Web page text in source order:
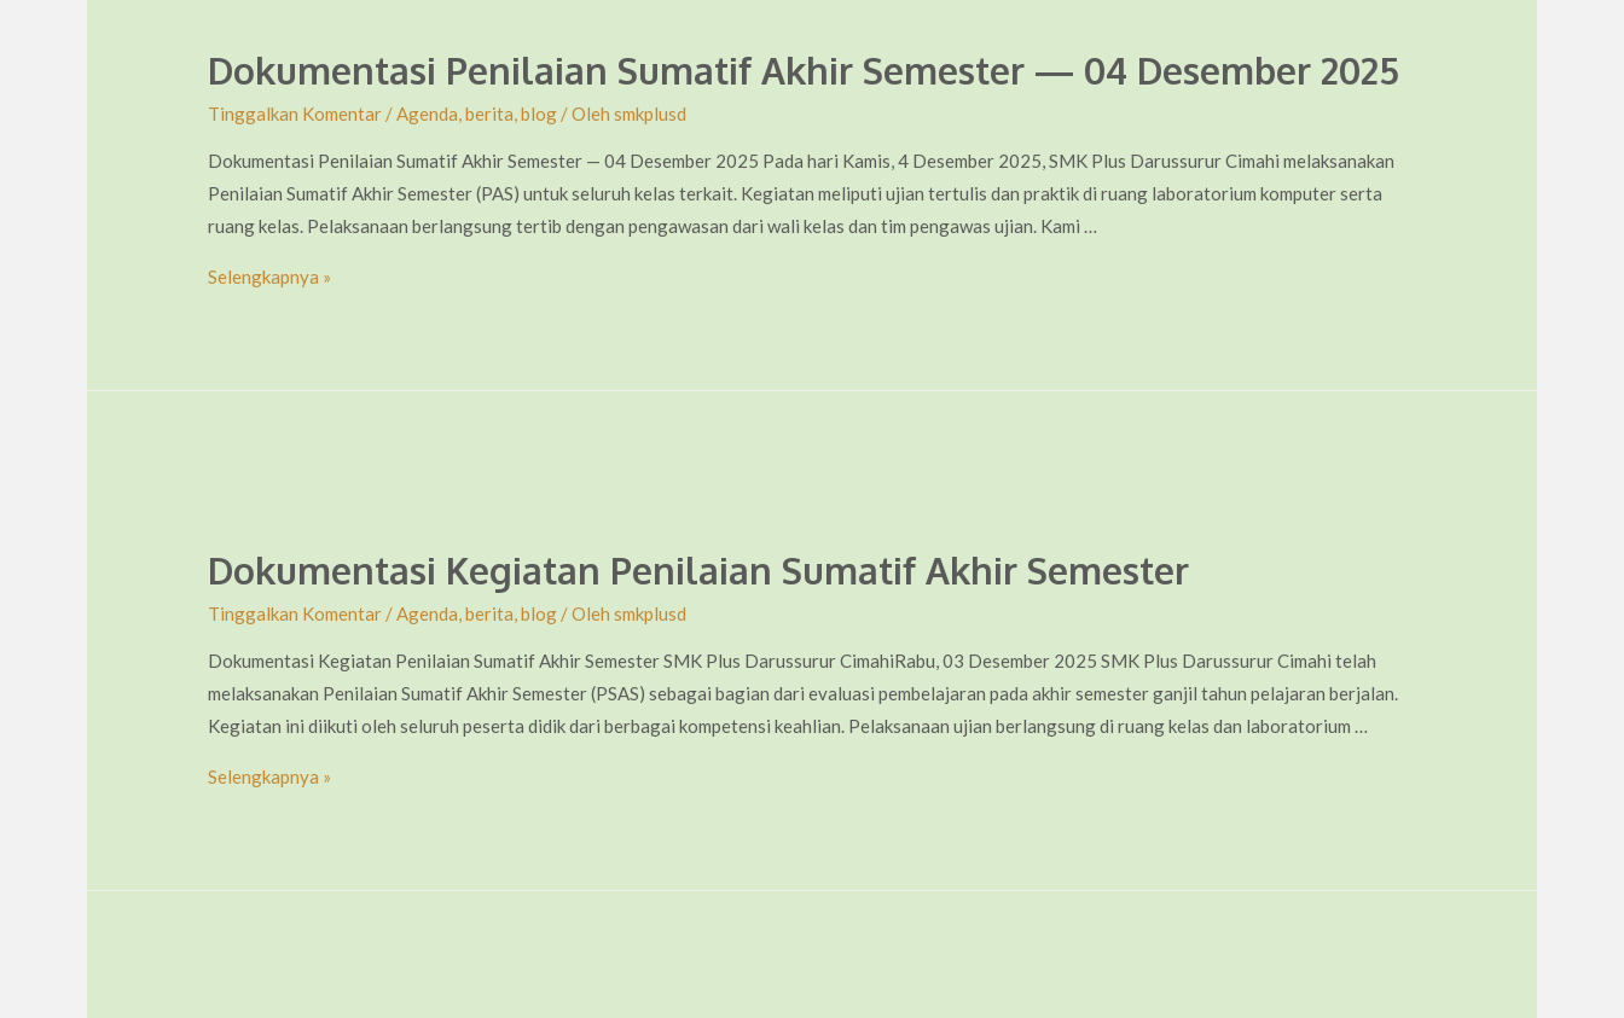
Dokumentasi Penilaian Sumatif Akhir Semester — 04 Desember 2025
Tinggalkan Komentar /Agenda,berita,blog / Olehsmkplusd
Dokumentasi Penilaian Sumatif Akhir Semester — 04 Desember 2025 Pada hari Kamis, 4 Desember 2025, SMK Plus Darussurur Cimahi melaksanakan
Penilaian Sumatif Akhir Semester (PAS) untuk seluruh kelas terkait. Kegiatan meliputi ujian tertulis dan praktik di ruang laboratorium komputer serta
ruang kelas. Pelaksanaan berlangsung tertib dengan pengawasan dari wali kelas dan tim pengawas ujian. Kami …
Dokumentasi
Selengkapnya »
Dokumentasi Kegiatan Penilaian Sumatif Akhir Semester
Tinggalkan Komentar /Agenda,berita,blog / Olehsmkplusd
Dokumentasi Kegiatan Penilaian Sumatif Akhir Semester SMK Plus Darussurur CimahiRabu, 03 Desember 2025 SMK Plus Darussurur Cimahi telah
melaksanakan Penilaian Sumatif Akhir Semester (PSAS) sebagai bagian dari evaluasi pembelajaran pada akhir semester ganjil tahun pelajaran berjalan.
Kegiatan ini diikuti oleh seluruh peserta didik dari berbagai kompetensi keahlian. Pelaksanaan ujian berlangsung di ruang kelas dan laboratorium …
Dokumentasi
Selengkapnya »